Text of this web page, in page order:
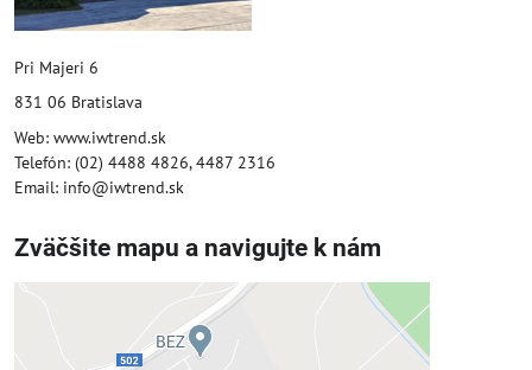
Pri Majeri 6
831 06 Bratislava
Web: www.iwtrend.sk
Telefón: (02) 4488 4826, 4487 2316
Email: info@iwtrend.sk
Zväčšite mapu a navigujte k nám